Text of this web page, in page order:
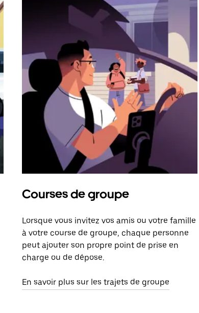
Courses de groupe
Lorsque vous invitez vos amis ou votre famille
à votre course de groupe, chaque personne
peut ajouter son propre point de prise en
charge ou de dépose.
En savoir plus sur les trajets de groupe